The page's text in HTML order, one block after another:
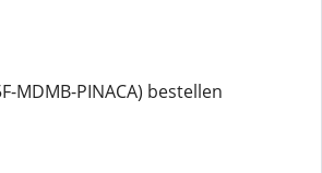
MDMB-PINACA) bestellen